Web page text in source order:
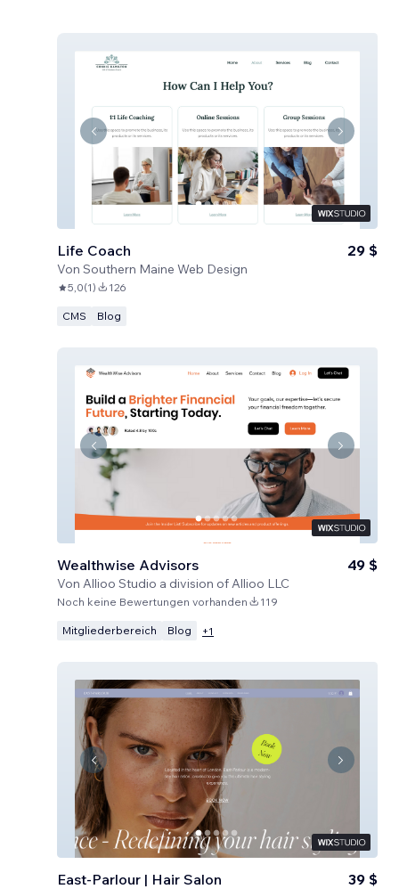
Life Coach
Von Southern Maine Web Design
29 $
5,0(1) 126
CMS Blog
Wealthwise Advisors
Von Allioo Studio a division of Allioo LLC
49 $
Noch keine Bewertungen vorhanden 119
Mitgliederbereich Blog +1
East-Parlour | Hair Salon 39 $